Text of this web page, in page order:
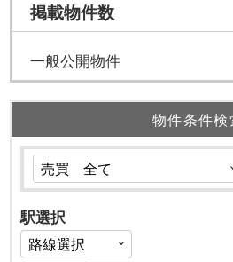
掲載物件数
一般公開物件
物件条件検
駅選択